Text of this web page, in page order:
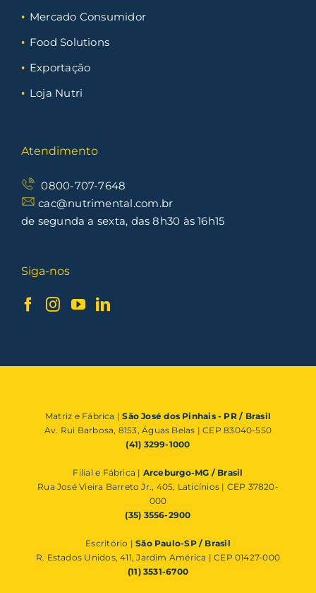
Mercado Consumidor
Food Solutions
Exportação
Loja Nutri
Atendimento
0800-707-7648
cac@nutrimental.com.br
de segunda a sexta, das 8h30 às 16h15
Siga-nos
Matriz e Fábrica |São José dos Pinhais - PR / Brasil
Av. Rui Barbosa, 8153, Águas Belas | CEP 83040-550
(41) 3299-1000
Filial e Fábrica | Arceburgo-MG / Brasil
Rua José Vieira Barreto Jr., 405, Laticínios | CEP 37820-
000
(35) 3556-2900
Escritório |São Paulo-SP / Brasil
R. Estados Unidos, 411, Jardim América | CEP 01427-000
(11) 3531-6700